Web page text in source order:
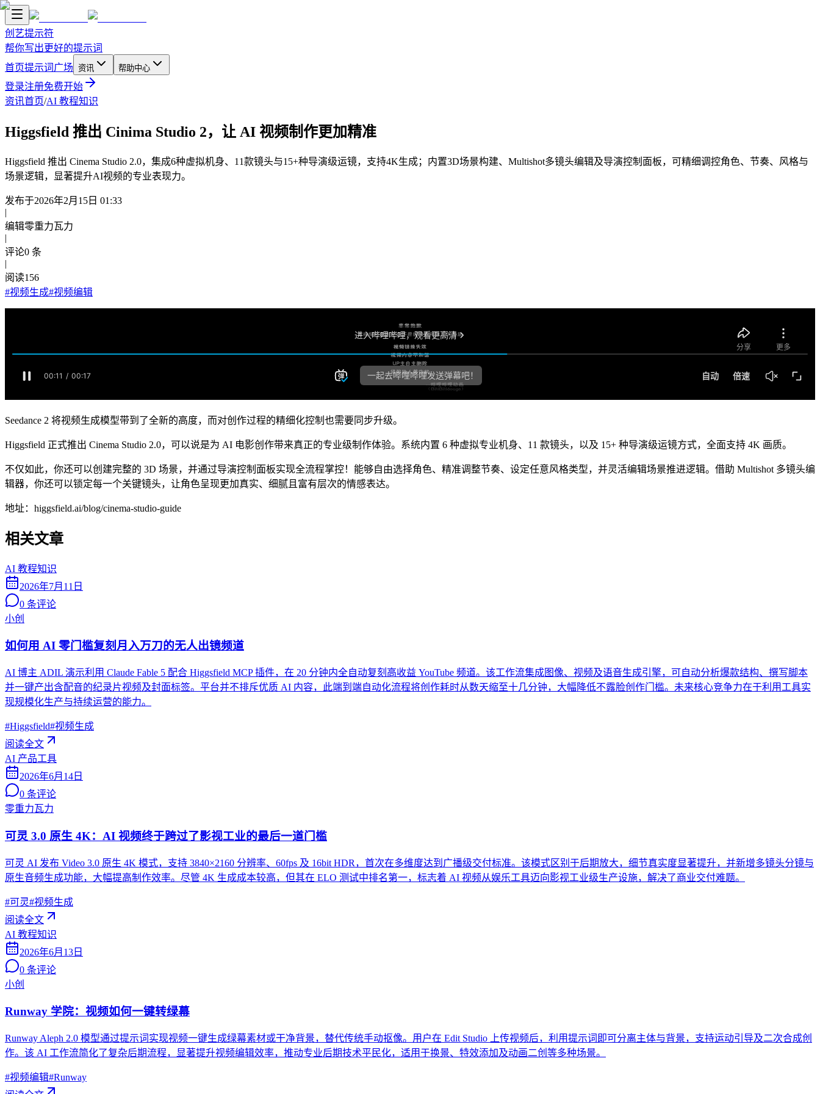
创艺提示符
帮你写出更好的提示词
首页提示词广场 资讯 帮助中心
登录注册免费开始
资讯首页/AI 教程知识
Higgsfield 推出 Cinima Studio 2，让 AI 视频制作更加精准
Higgsfield 推出 Cinema Studio 2.0，集成6种虚拟机身、11款镜头与15+种导演级运镜，支持4K生成；内置3D场景构建、Multishot多镜头编辑及导演控制面板，可精细调控角色、节奏、风格与
场景逻辑，显著提升AI视频的专业表现力。
发布于2026年2月15日 01:33
|
编辑零重力瓦力
|
评论0 条
|
阅读156
#视频生成#视频编辑
Seedance 2 将视频生成模型带到了全新的高度，而对创作过程的精细化控制也需要同步升级。
Higgsfield 正式推出 Cinema Studio 2.0，可以说是为 AI 电影创作带来真正的专业级制作体验。系统内置 6 种虚拟专业机身、11 款镜头，以及 15+ 种导演级运镜方式，全面支持 4K 画质。
不仅如此，你还可以创建完整的 3D 场景，并通过导演控制面板实现全流程掌控！能够自由选择角色、精准调整节奏、设定任意风格类型，并灵活编辑场景推进逻辑。借助 Multishot 多镜头编
辑器，你还可以锁定每一个关键镜头，让角色呈现更加真实、细腻且富有层次的情感表达。
地址：higgsfield.ai/blog/cinema-studio-guide
相关文章
AI 教程知识
2026年7月11日
0 条评论
小创
如何用 AI 零门槛复刻月入万刀的无人出镜频道
AI 博主 ADIL 演示利用 Claude Fable 5 配合 Higgsfield MCP 插件，在 20 分钟内全自动复刻高收益 YouTube 频道。该工作流集成图像、视频及语音生成引擎，可自动分析爆款结构、撰写脚本
并一键产出含配音的纪录片视频及封面标签。平台并不排斥优质 AI 内容，此端到端自动化流程将创作耗时从数天缩至十几分钟，大幅降低不露脸创作门槛。未来核心竞争力在于利用工具实
现规模化生产与持续运营的能力。
#Higgsfield#视频生成
阅读全文
AI 产品工具
2026年6月14日
0 条评论
零重力瓦力
可灵 3.0 原生 4K：AI 视频终于跨过了影视工业的最后一道门槛
可灵 AI 发布 Video 3.0 原生 4K 模式，支持 3840×2160 分辨率、60fps 及 16bit HDR，首次在多维度达到广播级交付标准。该模式区别于后期放大，细节真实度显著提升，并新增多镜头分镜与
原生音频生成功能，大幅提高制作效率。尽管 4K 生成成本较高，但其在 ELO 测试中排名第一，标志着 AI 视频从娱乐工具迈向影视工业级生产设施，解决了商业交付难题。
#可灵#视频生成
阅读全文
AI 教程知识
2026年6月13日
0 条评论
小创
Runway 学院：视频如何一键转绿幕
Runway Aleph 2.0 模型通过提示词实现视频一键生成绿幕素材或干净背景，替代传统手动抠像。用户在 Edit Studio 上传视频后，利用提示词即可分离主体与背景，支持运动引导及二次合成创
作。该 AI 工作流简化了复杂后期流程，显著提升视频编辑效率，推动专业后期技术平民化，适用于换景、特效添加及动画二创等多种场景。
#视频编辑#Runway